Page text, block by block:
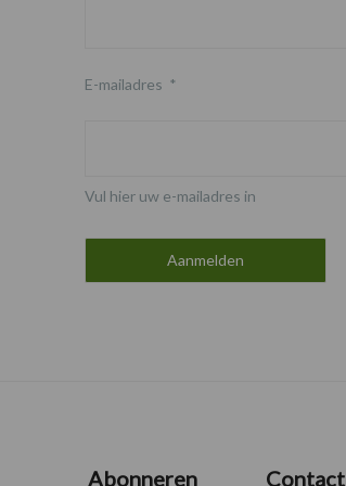
E-mailadres *
Vul hier uw e-mailadres in
Abonneren Contact